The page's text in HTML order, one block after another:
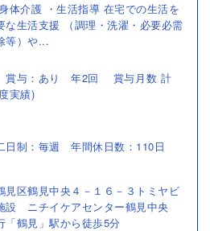
体介護 ・生活指導 在宅での生活を
な生活支援 （調理・洗濯・必要必需
等）や...
賞与：あり 年2回 賞与月数 計
実績)
制：毎週 年間休日数：110日
見区鶴見中央４－１６－３トミヤビ
設 ニチイケアセンター鶴見中央
「鶴見」駅から徒歩5分